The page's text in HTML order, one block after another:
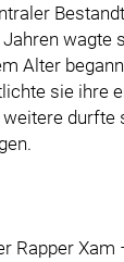
Alter
sie ihre
Rapper